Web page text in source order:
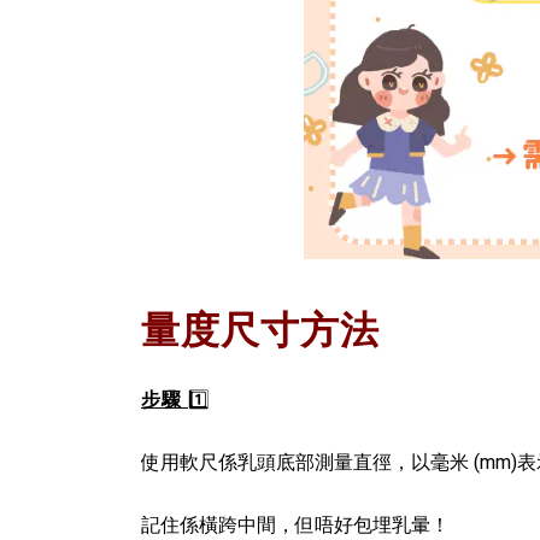
量度尺寸方法
步驟 1️⃣
使用軟尺係乳頭底部測量直徑，以毫米 (mm)
記住係橫跨中間，但唔好包埋乳暈！